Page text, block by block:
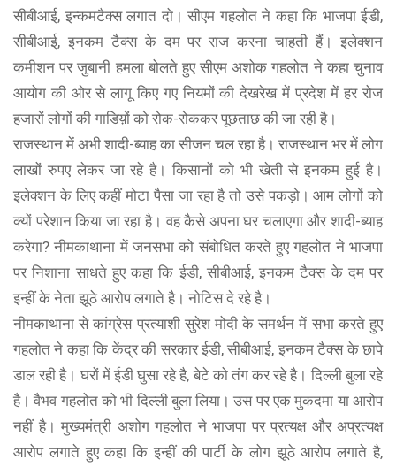
सीबीआई, इन्कमटैक्स लगात दो। सीएम गहलोत ने कहा कि भाजपा ईडी,
सीबीआई, इनकम टैक्स के दम पर राज करना चाहती हैं। इलेक्शन
कमीशन पर जुबानी हमला बोलते हुए सीएम अशोक गहलोत ने कहा चुनाव
आयोग की ओर से लागू किए गए नियमों की देखरेख में प्रदेश में हर रोज
हजारों लोगों की गाडिय़ों को रोक-रोककर पूछताछ की जा रही है।
राजस्थान में अभी शादी-ब्याह का सीजन चल रहा है। राजस्थान भर में लोग
लाखों रुपए लेकर जा रहे है। किसानों को भी खेती से इनकम हुई है।
इलेक्शन के लिए कहीं मोटा पैसा जा रहा है तो उसे पकड़ो। आम लोगों को
क्यों परेशान किया जा रहा है। वह कैसे अपना घर चलाएगा और शादी-ब्याह
करेगा? नीमकाथाना में जनसभा को संबोधित करते हुए गहलोत ने भाजपा
पर निशाना साधते हुए कहा कि ईडी, सीबीआई, इनकम टैक्स के दम पर
इन्हीं के नेता झूठे आरोप लगाते है। नोटिस दे रहे है।
नीमकाथाना से कांग्रेस प्रत्याशी सुरेश मोदी के समर्थन में सभा करते हुए
गहलोत ने कहा कि केंद्र की सरकार ईडी, सीबीआई, इनकम टैक्स के छापे
डाल रही है। घरों में ईडी घुसा रहे है, बेटे को तंग कर रहे है। दिल्ली बुला रहे
है। वैभव गहलोत को भी दिल्ली बुला लिया। उस पर एक मुकदमा या आरोप
नहीं है। मुख्यमंत्री अशोग गहलोत ने भाजपा पर प्रत्यक्ष और अप्रत्यक्ष
आरोप लगाते हुए कहा कि इन्हीं की पार्टी के लोग झूठे आरोप लगाते है,